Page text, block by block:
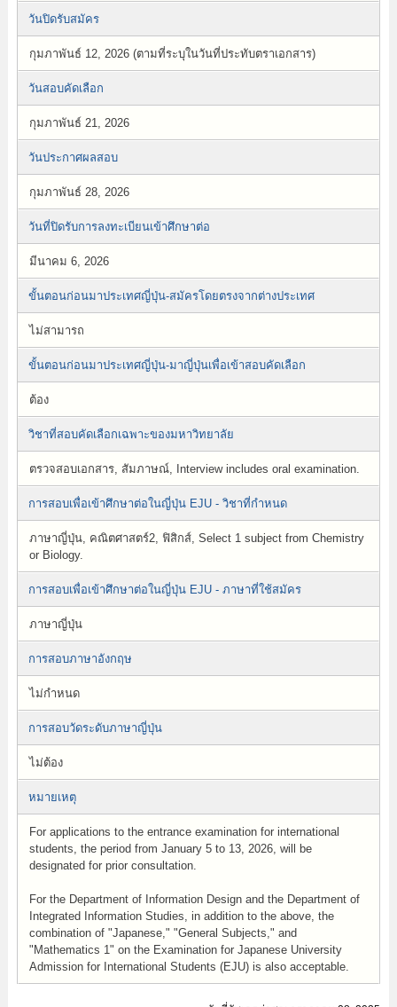
วันปิดรับสมัคร
กุมภาพันธ์ 12, 2026 (ตามที่ระบุในวันที่ประทับตราเอกสาร)
วันสอบคัดเลือก
กุมภาพันธ์ 21, 2026
วันประกาศผลสอบ
กุมภาพันธ์ 28, 2026
วันที่ปิดรับการลงทะเบียนเข้าศึกษาต่อ
มีนาคม 6, 2026
ขั้นตอนก่อนมาประเทศญี่ปุ่น-สมัครโดยตรงจากต่างประเทศ
ไม่สามารถ
ขั้นตอนก่อนมาประเทศญี่ปุ่น-มาญี่ปุ่นเพื่อเข้าสอบคัดเลือก
ต้อง
วิชาที่สอบคัดเลือกเฉพาะของมหาวิทยาลัย
ตรวจสอบเอกสาร, สัมภาษณ์, Interview includes oral examination.
การสอบเพื่อเข้าศึกษาต่อในญี่ปุ่น EJU - วิชาที่กำหนด
ภาษาญี่ปุ่น, คณิตศาสตร์2, ฟิสิกส์, Select 1 subject from Chemistry
or Biology.
การสอบเพื่อเข้าศึกษาต่อในญี่ปุ่น EJU - ภาษาที่ใช้สมัคร
ภาษาญี่ปุ่น
การสอบภาษาอังกฤษ
ไม่กำหนด
การสอบวัดระดับภาษาญี่ปุ่น
ไม่ต้อง
หมายเหตุ
For applications to the entrance examination for international
students, the period from January 5 to 13, 2026, will be
designated for prior consultation.
For the Department of Information Design and the Department of
Integrated Information Studies, in addition to the above, the
combination of "Japanese," "General Subjects," and
"Mathematics 1" on the Examination for Japanese University
Admission for International Students (EJU) is also acceptable.